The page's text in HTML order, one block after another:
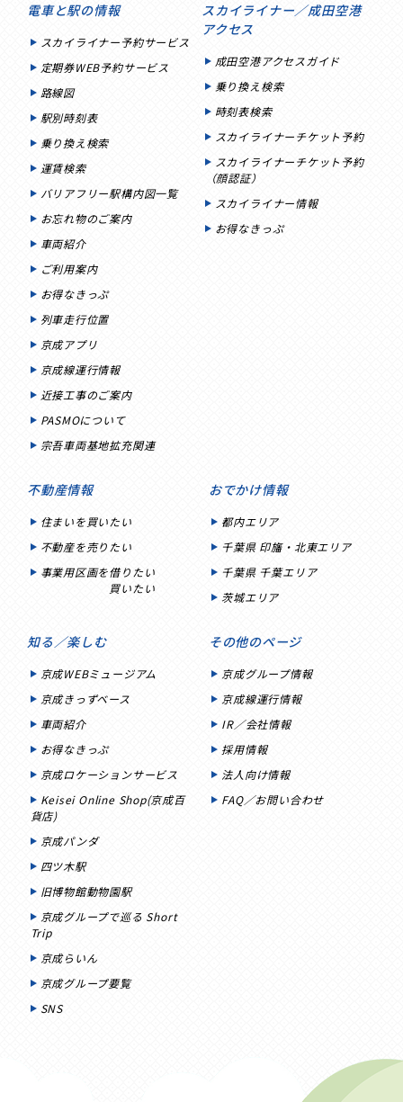
電車と駅の情報
スカイライナー予約サービス
定期券WEB予約サービス
路線図
駅別時刻表
乗り換え検索
運賃検索
バリアフリー駅構内図一覧
お忘れ物のご案内
車両紹介
ご利用案内
お得なきっぷ
列車走行位置
京成アプリ
京成線運行情報
近接工事のご案内
PASMOについて
宗吾車両基地拡充関連
スカイライナー／成田空港
アクセス
成田空港アクセスガイド
乗り換え検索
時刻表検索
スカイライナーチケット予約
スカイライナーチケット予約
（顔認証）
スカイライナー情報
お得なきっぷ
不動産情報
住まいを買いたい
不動産を売りたい
事業用区画を借りたい
買いたい
おでかけ情報
都内エリア
千葉県 印旛・北東エリア
千葉県 千葉エリア
茨城エリア
知る／楽しむ
京成WEBミュージアム
京成きっずベース
車両紹介
お得なきっぷ
京成ロケーションサービス
Keisei Online Shop(京成百
貨店)
京成パンダ
四ツ木駅
旧博物館動物園駅
京成グループで巡る Short
Trip
京成らいん
京成グループ要覧
SNS
その他のページ
京成グループ情報
京成線運行情報
IR／会社情報
採用情報
法人向け情報
FAQ／お問い合わせ